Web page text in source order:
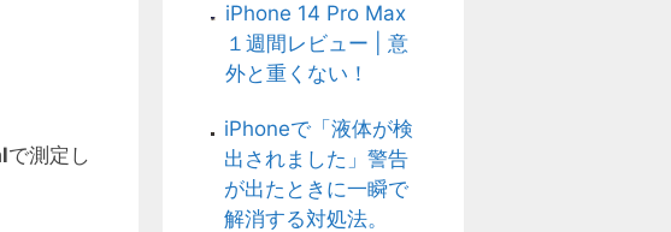
で測定し
iPhone 14 Pro Max
１週間レビュー | 意
外と重くない！
iPhoneで「液体が検
出されました」警告
が出たときに一瞬で
解消する対処法。